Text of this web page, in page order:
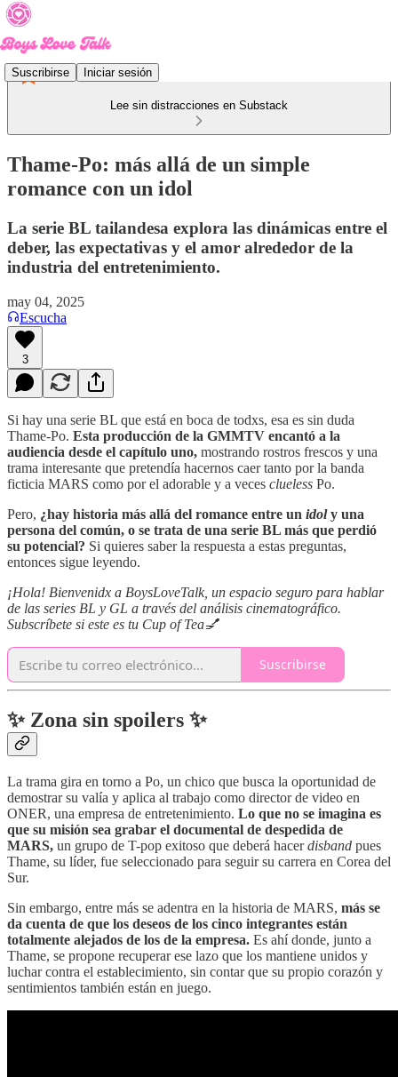
Suscribirse Iniciar sesión
Lee sin distracciones en Substack
Thame-Po: más allá de un simple
romance con un idol
La serie BL tailandesa explora las dinámicas entre el
deber, las expectativas y el amor alrededor de la
industria del entretenimiento.
may 04, 2025
Escucha
3
Si hay una serie BL que está en boca de todxs, esa es sin duda
Thame-Po. Esta producción de la GMMTV encantó a la
audiencia desde el capítulo uno, mostrando rostros frescos y una
trama interesante que pretendía hacernos caer tanto por la banda
ficticia MARS como por el adorable y a veces clueless Po.
Pero, ¿hay historia más allá del romance entre un idoly una
persona del común, o se trata de una serie BL más que perdió
su potencial? Si quieres saber la respuesta a estas preguntas,
entonces sigue leyendo.
¡Hola! Bienvenidx a BoysLoveTalk, un espacio seguro para hablar
de las series BL y GL a través del análisis cinematográfico.
Subscríbete si este es tu Cup of Tea💅
Suscribirse
✨ Zona sin spoilers ✨
La trama gira en torno a Po, un chico que busca la oportunidad de
demostrar su valía y aplica al trabajo como director de video en
ONER, una empresa de entretenimiento. Lo que no se imagina es
que su misión sea grabar el documental de despedida de
MARS, un grupo de T-pop exitoso que deberá hacerdisband pues
Thame, su líder, fue seleccionado para seguir su carrera en Corea del
Sur.
Sin embargo, entre más se adentra en la historia de MARS, más se
da cuenta de que los deseos de los cinco integrantes están
totalmente alejados de los de la empresa. Es ahí donde, junto a
Thame, se propone recuperar ese lazo que los mantiene unidos y
luchar contra el establecimiento, sin contar que su propio corazón y
sentimientos también están en juego.